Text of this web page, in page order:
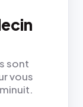
sont
vous